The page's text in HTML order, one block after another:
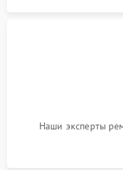
Наши эксперты